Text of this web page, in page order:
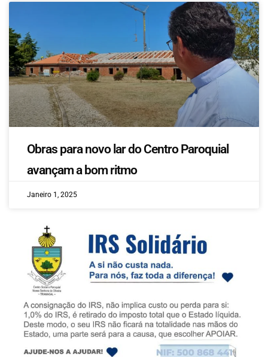
Obras para novo lar do Centro Paroquial
avançam a bom ritmo
Janeiro 1, 2025